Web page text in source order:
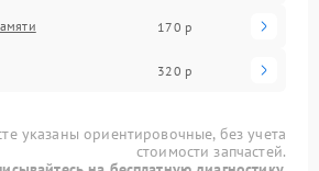
170 р
320 р
указаны ориентировочные, без учета
стоимости запчастей.